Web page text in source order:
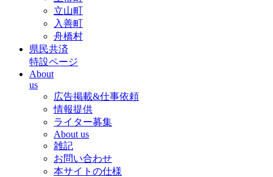
立山町
入善町
舟橋村
県民共済
特設ページ
About
us
広告掲載&仕事依頼
情報提供
ライター募集
About us
雑記
お問い合わせ
本サイトの仕様